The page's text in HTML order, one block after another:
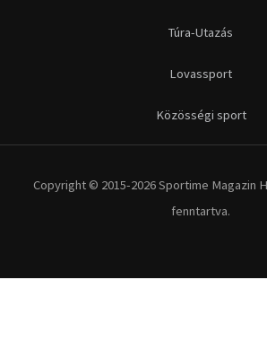
Túra-Utazás
Lovassport
Közösségi sport
Copyright © 2015-2026 Sportime Magazin
fenntartva.